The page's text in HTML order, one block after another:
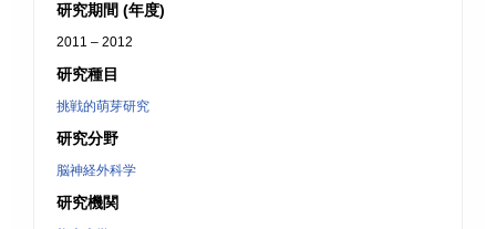
研究期間 (年度)
2011 – 2012
研究種目
挑戦的萌芽研究
研究分野
脳神経外科学
研究機関